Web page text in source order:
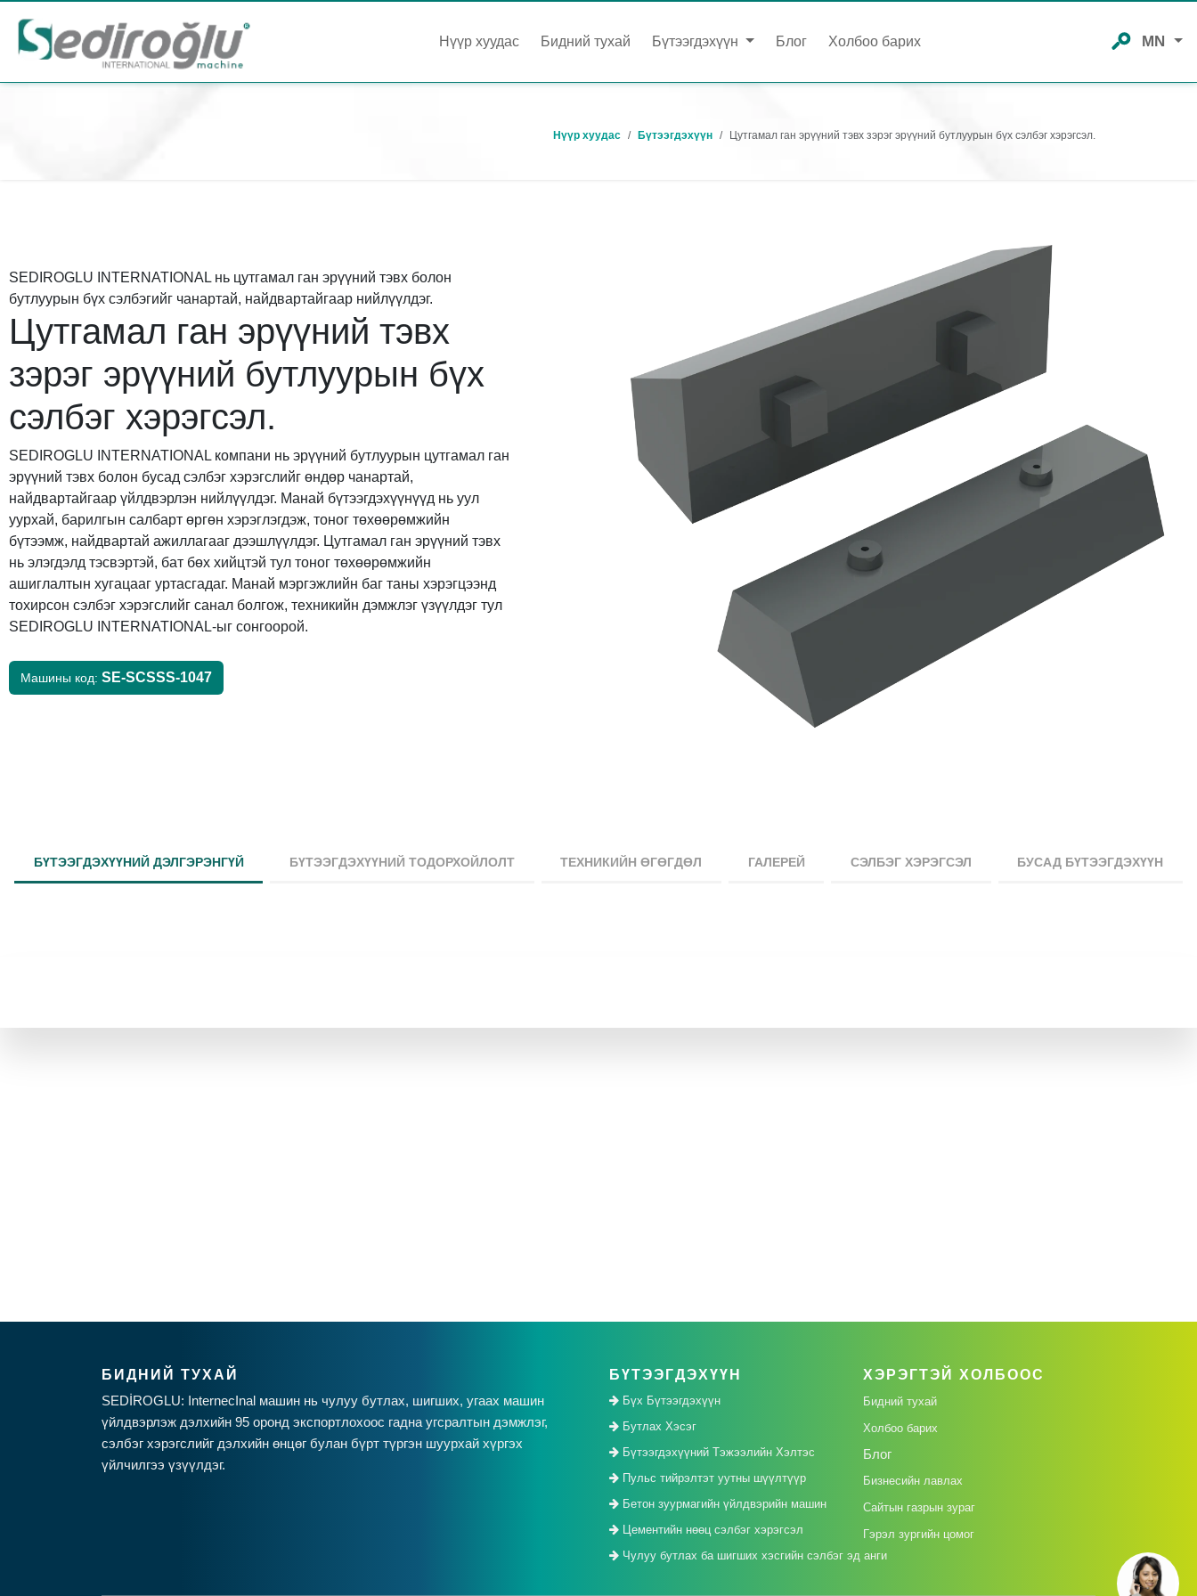
Нүүр хуудас Бидний тухай Бүтээгдэхүүн Блог Холбоо барих MN
Нүүр хуудас Бүтээгдэхүүн Цутгамал ган эрүүний тэвх зэрэг эрүүний бутлуурын бүх сэлбэг хэрэгсэл.
SEDIROGLU INTERNATIONAL нь цутгамал ган эрүүний тэвх болон
бутлуурын бүх сэлбэгийг чанартай, найдвартайгаар нийлүүлдэг.
Цутгамал ган эрүүний тэвх
зэрэг эрүүний бутлуурын бүх
сэлбэг хэрэгсэл.
SEDIROGLU INTERNATIONAL компани нь эрүүний бутлуурын цутгамал ган
эрүүний тэвх болон бусад сэлбэг хэрэгслийг өндөр чанартай,
найдвартайгаар үйлдвэрлэн нийлүүлдэг. Манай бүтээгдэхүүнүүд нь уул
уурхай, барилгын салбарт өргөн хэрэглэгдэж, тоног төхөөрөмжийн
бүтээмж, найдвартай ажиллагааг дээшлүүлдэг. Цутгамал ган эрүүний тэвх
нь элэгдэлд тэсвэртэй, бат бөх хийцтэй тул тоног төхөөрөмжийн
ашиглалтын хугацааг уртасгадаг. Манай мэргэжлийн баг таны хэрэгцээнд
тохирсон сэлбэг хэрэгслийг санал болгож, техникийн дэмжлэг үзүүлдэг тул
SEDIROGLU INTERNATIONAL-ыг сонгоорой.
Машины код: SE-SCSSS-1047
БҮТЭЭГДЭХҮҮНИЙ ДЭЛГЭРЭНГҮЙ БҮТЭЭГДЭХҮҮНИЙ ТОДОРХОЙЛОЛТ ТЕХНИКИЙН ӨГӨГДӨЛ ГАЛЕРЕЙ СЭЛБЭГ ХЭРЭГСЭЛ БУСАД БҮТЭЭГДЭХҮҮН
БИДНИЙ ТУХАЙ
SEDİROGLU: InternecInal машин нь чулуу бутлах, шигших, угаах машин
үйлдвэрлэж дэлхийн 95 оронд экспортлохоос гадна угсралтын дэмжлэг,
сэлбэг хэрэгслийг дэлхийн өнцөг булан бүрт түргэн шуурхай хүргэх
үйлчилгээ үзүүлдэг.
БҮТЭЭГДЭХҮҮН
Бүх Бүтээгдэхүүн
Бутлах Хэсэг
Бүтээгдэхүүний Тэжээлийн Хэлтэс
Пульс тийрэлтэт уутны шүүлтүүр
Бетон зуурмагийн үйлдвэрийн машин
Цементийн нөөц сэлбэг хэрэгсэл
Чулуу бутлах ба шигших хэсгийн сэлбэг эд анги
ХЭРЭГТЭЙ ХОЛБООС
Бидний тухай
Холбоо барих
Блог
Бизнесийн лавлах
Сайтын газрын зураг
Гэрэл зургийн цомог